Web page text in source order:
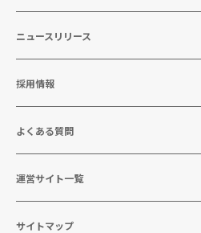
ニュースリリース
採用情報
よくある質問
運営サイト一覧
サイトマップ